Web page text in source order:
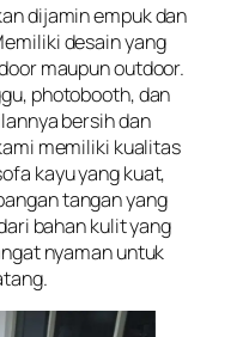
dijamin empuk dan
desain yang
maupun outdoor.
photobooth, dan
bersih dan
memiliki kualitas
kayu yang kuat,
tangan yang
bahan kulit yang
nyaman untuk